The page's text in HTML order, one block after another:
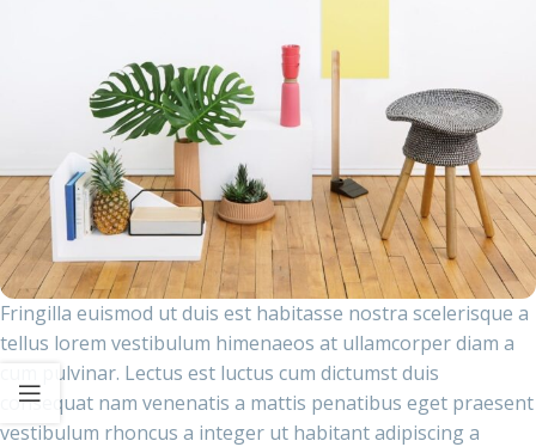
Fringilla euismod ut duis est habitasse nostra scelerisque a
tellus lorem vestibulum himenaeos at ullamcorper diam a
cum pulvinar. Lectus est luctus cum dictumst duis
consequat nam venenatis a mattis penatibus eget praesent
vestibulum rhoncus a integer ut habitant adipiscing a